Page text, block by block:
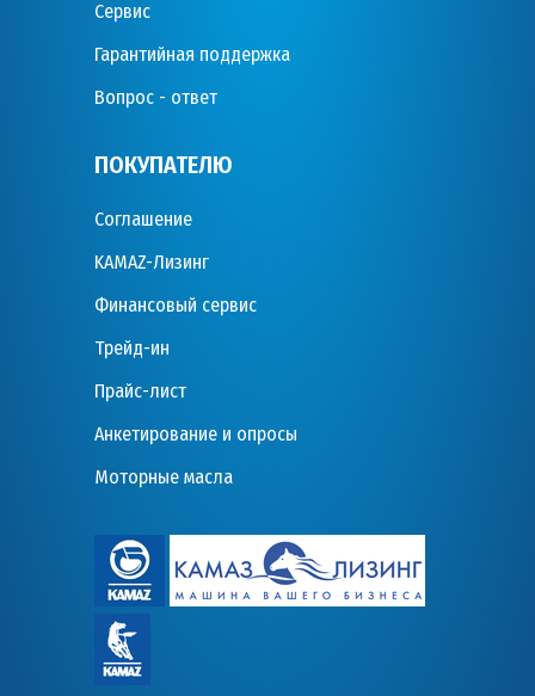
Сервис
Гарантийная поддержка
Вопрос - ответ
ПОКУПАТЕЛЮ
Соглашение
KAMAZ-Лизинг
Финансовый сервис
Трейд-ин
Прайс-лист
Анкетирование и опросы
Моторные масла